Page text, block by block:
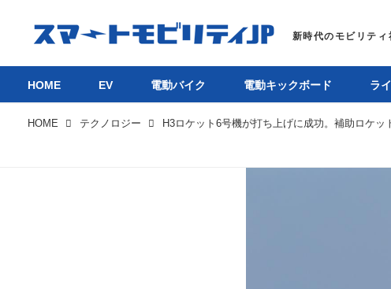
HOME EV 電動バイク 電動キックボード ラ
HOME テクノロジー